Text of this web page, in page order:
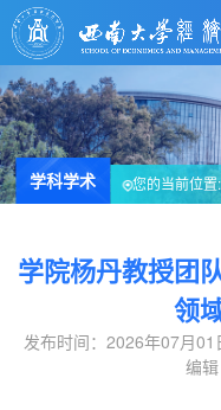
学科学术 您的当前位置:
学院杨丹教授团
领
发布时间：2026年07月
编